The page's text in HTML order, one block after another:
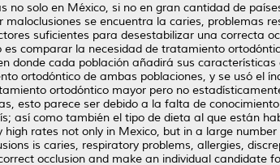
solo en México, si no en gran cantidad de
se encuentra la caries, problemas
suficientes para desestabilizar una correcta
comparar la necesidad de tratamiento
donde cada población añadirá sus
ortodóntico de ambas poblaciones, y se usó el
ortodóntico mayor pero no
esto parece ser debido a la falta de
así como también el tipo de dieta al que están
rates not only in Mexico, but in a large
is caries, respiratory problems, allergies,
occlusion and make an individual candidate